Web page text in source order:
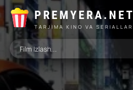
PREMYERA.NET
TARJIMA KINO VA SERIALLAR